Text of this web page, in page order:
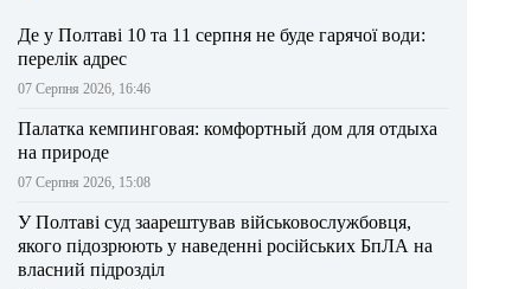
Де у Полтаві 10 та 11 серпня не буде гарячої води:
перелік адрес
07 Серпня 2026, 16:46
Палатка кемпинговая: комфортный дом для отдыха
на природе
07 Серпня 2026, 15:08
У Полтаві суд заарештував військовослужбовця,
якого підозрюють у наведенні російських БпЛА на
власний підрозділ